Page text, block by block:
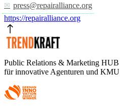
press@repairalliance.org
https://repairalliance.org
Public Relations & Marketing HUB
für innovative Agenturen und KMU